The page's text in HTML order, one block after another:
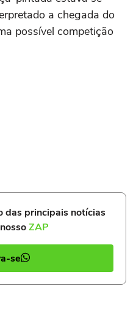
a chegada do
possível competição
das principais notícias
ZAP
se